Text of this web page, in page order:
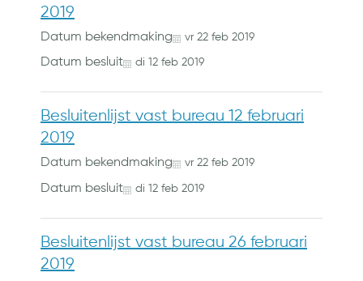
2019
Datum bekendmaking vr 22 feb 2019
Datum besluit di 12 feb 2019
Besluitenlijst vast bureau 12 februari
2019
Datum bekendmaking vr 22 feb 2019
Datum besluit di 12 feb 2019
Besluitenlijst vast bureau 26 februari
2019